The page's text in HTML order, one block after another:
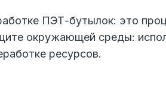
ПЭТ-бутылок: это
окружающей среды:
ресурсов.